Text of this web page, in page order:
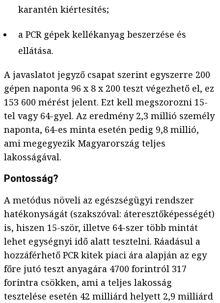
karantén kiértesítés;
a PCR gépek kellékanyag beszerzése és
ellátása.
A javaslatot jegyző csapat szerint egyszerre 200
gépen naponta 96 x 8 x 200 teszt végezhető el, ez
153 600 mérést jelent. Ezt kell megszorozni 15-
tel vagy 64-gyel. Az eredmény 2,3 millió személy
naponta, 64-es minta esetén pedig 9,8 millió,
ami megegyezik Magyarország teljes
lakosságával.
Pontosság?
A metódus növeli az egészségügyi rendszer
hatékonyságát (szakszóval: áteresztőképességét)
is, hiszen 15-ször, illetve 64-szer több mintát
lehet egységnyi idő alatt tesztelni. Ráadásul a
hozzáférhető PCR kitek piaci ára alapján az egy
főre jutó teszt anyagára 4700 forintról 317
forintra csökken, ami a teljes lakosság
tesztelése esetén 42 milliárd helyett 2,9 milliárd